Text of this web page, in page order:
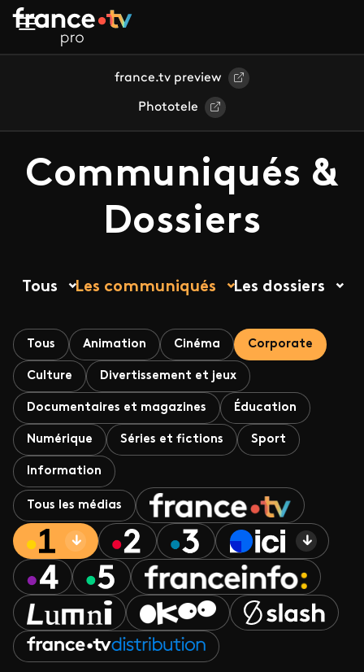
Aller au contenu principal
france.tv preview
Phototele
Communiqués &
Dossiers
Tous Les communiqués Les dossiers
Tous Animation Cinéma Corporate
Culture Divertissement et jeux
Documentaires et magazines Éducation
Numérique Séries et fictions Sport
Information
Tous les médias